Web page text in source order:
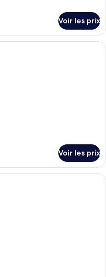
Voir les prix
Une chambre avec un grand lit, une
Voir les prix
Une chambre avec une grande